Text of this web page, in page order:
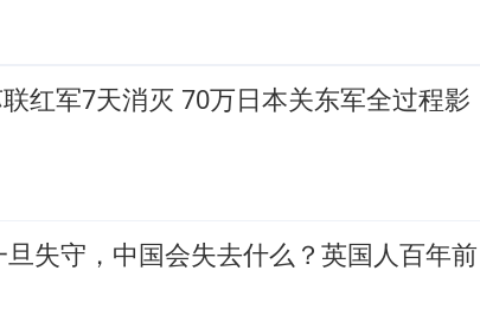
红军7天消灭 70万日本关东军全过程影
失守，中国会失去什么？英国人百年前